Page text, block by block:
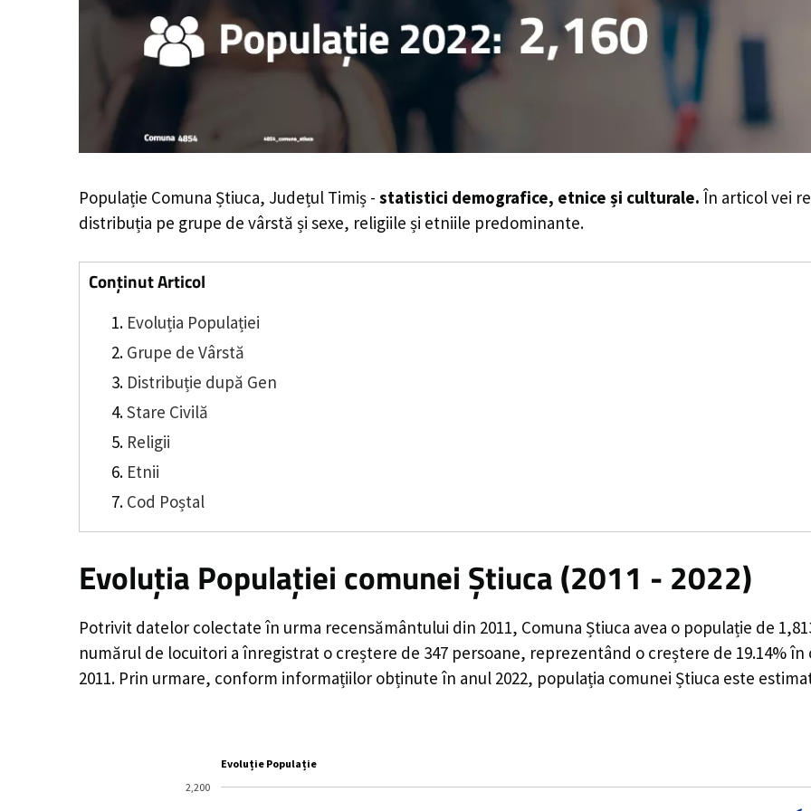
Populație Comuna Știuca, Județul Timiș - statistici demografice, etnice și culturale. În articol vei
distribuția pe grupe de vârstă și sexe, religiile și etniile predominante.
Conținut Articol
Evoluția Populației
Grupe de Vârstă
Distribuție după Gen
Stare Civilă
Religii
Etnii
Cod Poștal
Evoluția Populației comunei Știuca (2011 - 2022)
Potrivit datelor colectate în urma recensământului din 2011, Comuna Știuca avea o populație de
numărul de locuitori a înregistrat o creștere de 347 persoane, reprezentând o creștere de 19.14%în
2011. Prin urmare, conform informațiilor obținute în anul 2022, populația comunei Știuca este
Evoluție Populație
2,200